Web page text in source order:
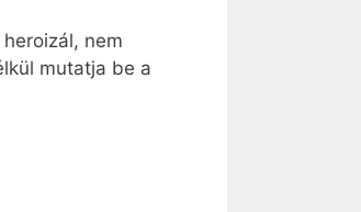
nem
mutatja be a